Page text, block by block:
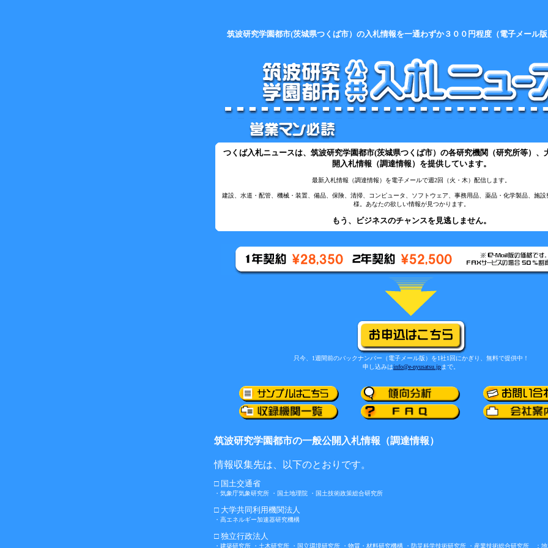
筑波研究学園都市(茨城県つくば市）の入札情報を一通わずか３００円程度（電子メール版
つくば入札ニュースは、筑波研究学園都市(茨城県つくば市）の各研究機関（研究所等）、
開入札情報（調達情報）を提供しています。
最新入札情報（調達情報）を電子メールで週2回（火・木）配信します。
建設、水道・配管、機械・装置、備品、保険、清掃、コンピュータ、ソフトウェア、事務用品、薬品・化学製品、施設
様。あなたの欲しい情報が見つかります。
もう、ビジネスのチャンスを見逃しません。
只今、1週間前のバックナンバー（電子メール版）を1社1回にかぎり、無料で提供中！
申し込みはinfo@e-nyusatsu.jpまで。
筑波研究学園都市の一般公開入札情報（調達情報）
情報収集先は、以下のとおりです。
□ 国土交通省
・気象庁気象研究所 ・国土地理院 ・国土技術政策総合研究所
□ 大学共同利用機関法人
・高エネルギー加速器研究機構
□ 独立行政法人
・建築研究所 ・土木研究所 ・国立環境研究所 ・物質・材料研究機構 ・防災科学技術研究所 ・産業技術総合研究所 ：